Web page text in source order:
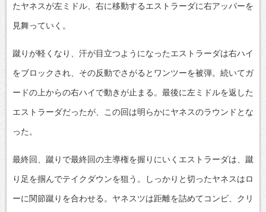
たヤネスが左ミドル、右に移動するエストラーダに右アッパーを
見舞っていく。
蹴りが軽くなり、汗が目立つようになったエストラーダは右ハイ
をブロックされ、その反動でさがるとワンツーを被弾。続いてガ
ードの上からの右ハイで動きが止まる。最後に左ミドルを返した
エストラーダだったが、この回は明らかにヤネスのラウンドとな
った。
最終回、蹴りで最終回の主導権を握りにいくエストラーダは、蹴
り足を掴んでテイクダウンを狙う。しっかりと切ったヤネスはロ
ーに関節蹴りを合わせる。ヤネスツは距離を詰めてコンビ、クリ